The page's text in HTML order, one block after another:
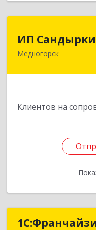
ИП
Медногорск
Клиентов на
462270,